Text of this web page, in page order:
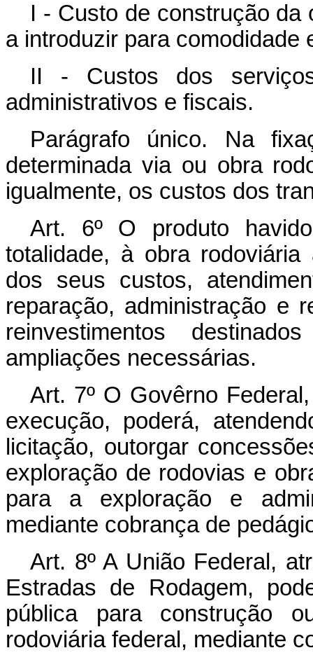
I - Custo de construção da
a introduzir para comodidade
II - Custos dos
administrativos e fiscais.
Parágrafo único. Na
determinada via ou obra
igualmente, os custos dos
Art. 6º O produto
totalidade, à obra
dos seus custos,
reparação, administração e
reinvestimentos
ampliações necessárias.
Art. 7º O Govêrno
execução, poderá,
licitação, outorgar
exploração de rodovias e
para a exploração e
mediante cobrança de
Art. 8º A União Federal,
Estradas de Rodagem,
pública para construção
rodoviária federal, mediante